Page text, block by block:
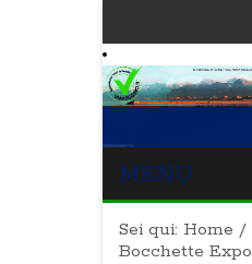
MENU
Sei qui: Home /
Bocchette Expo